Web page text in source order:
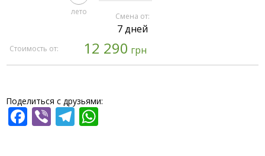
лето Смена от:
7 дней
Стоимость от: 12 290 грн
Поделиться с друзьями:
Facebook
ViberTelegram